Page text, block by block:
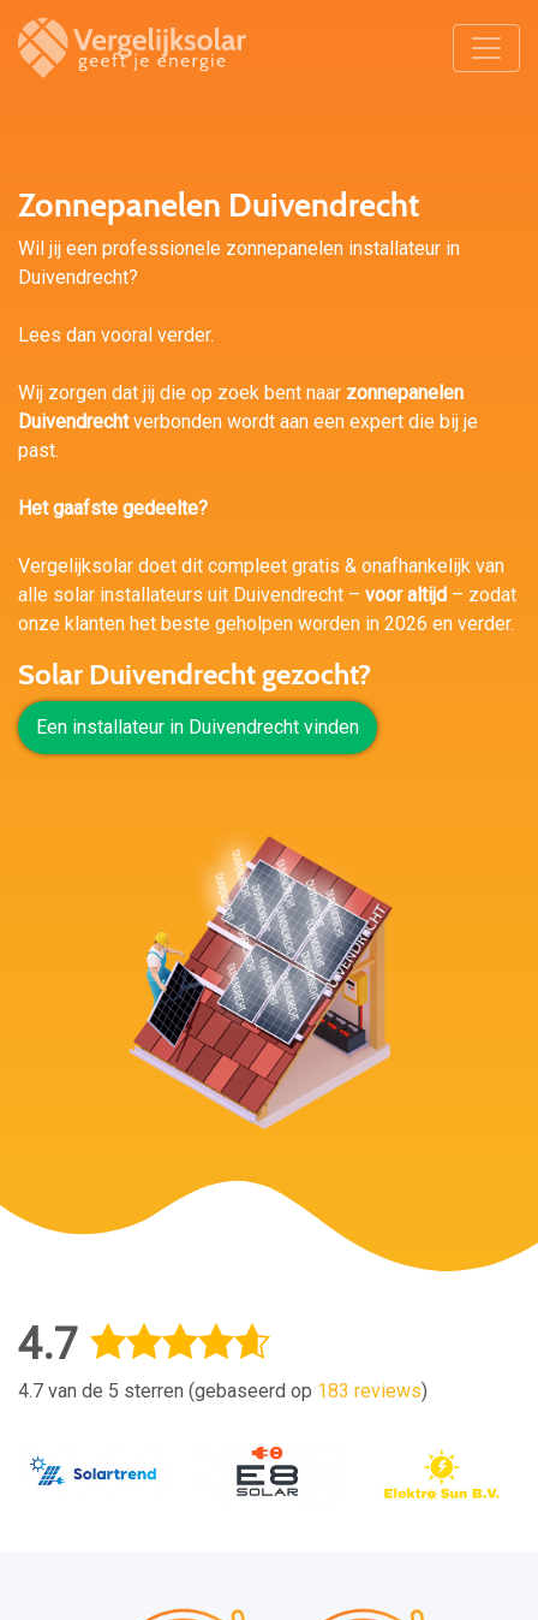
Zonnepanelen Duivendrecht
Wil jij een professionele zonnepanelen installateur in
Duivendrecht?
Lees dan vooral verder.
Wij zorgen dat jij die op zoek bent naar zonnepanelen
Duivendrechtverbonden wordt aan een expert die bij je
past.
Het gaafste gedeelte?
Vergelijksolar doet dit compleet gratis & onafhankelijk van
alle solar installateurs uit Duivendrecht – voor altijd – zodat
onze klanten het beste geholpen worden in 2026 en verder.
Solar Duivendrecht gezocht?
Een installateur in Duivendrecht vinden
4.7
4.7 van de 5 sterren (gebaseerd op 183 reviews)